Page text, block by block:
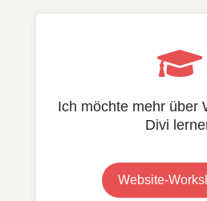

Ich möchte mehr über
Divi
Website-